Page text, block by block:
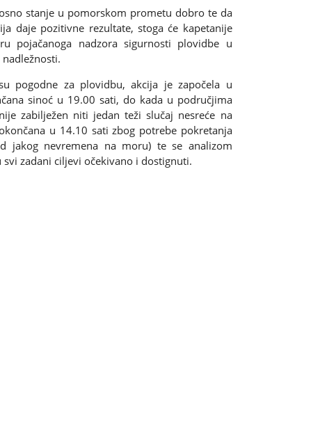
stanje u pomorskom prometu dobro te da
daje pozitivne rezultate, stoga će kapetanije
pojačanoga nadzora sigurnosti plovidbe u
pogodne za plovidbu, akcija je započela u
sinoć u 19.00 sati, do kada u područjima
zabilježen niti jedan teži slučaj nesreće na
u 14.10 sati zbog potrebe pokretanja
jakog nevremena na moru) te se analizom
zadani ciljevi očekivano i dostignuti.